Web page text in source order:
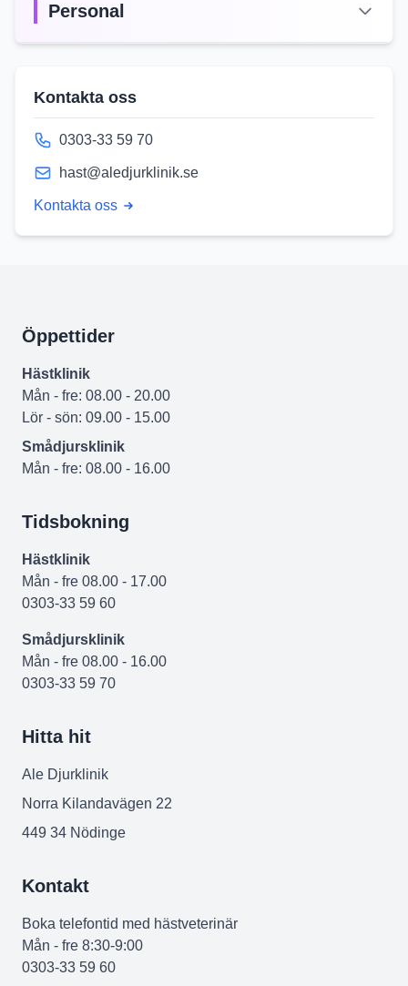
Personal
Kontakta oss
0303-33 59 70
hast@aledjurklinik.se
Kontakta oss
Öppettider
Hästklinik
Mån - fre: 08.00 - 20.00
Lör - sön: 09.00 - 15.00
Smådjursklinik
Mån - fre: 08.00 - 16.00
Tidsbokning
Hästklinik
Mån - fre 08.00 - 17.00
0303-33 59 60
Smådjursklinik
Mån - fre 08.00 - 16.00
0303-33 59 70
Hitta hit
Ale Djurklinik
Norra Kilandavägen 22
449 34 Nödinge
Kontakt
Boka telefontid med hästveterinär
Mån - fre 8:30-9:00
0303-33 59 60